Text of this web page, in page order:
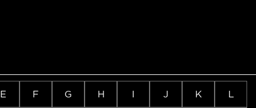
E F G H I J K L